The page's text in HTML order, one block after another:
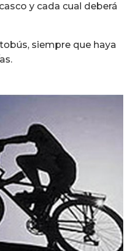
y cada cual deberá
siempre que haya